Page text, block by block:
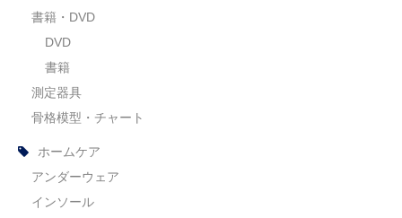
書籍・DVD
DVD
書籍
測定器具
骨格模型・チャート
ホームケア
アンダーウェア
インソール